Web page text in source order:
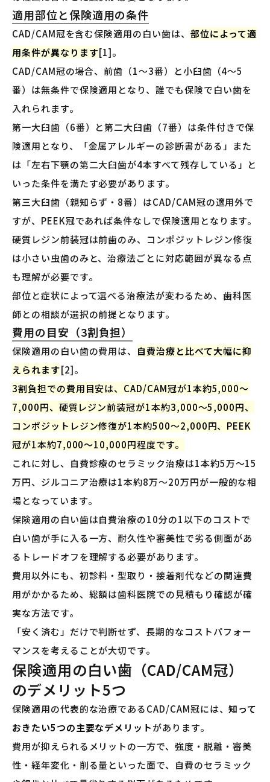
適用部位と保険適用の条件
CAD/CAM冠を含む保険適用の白い歯は、 部位によって適
用条件が異なります[1]。
CAD/CAM冠の場合、前歯（1〜3番）と小臼歯（4〜5
番）は無条件で保険適用となり、誰でも保険で白い歯を
入れられます。
第一大臼歯（6番）と第二大臼歯（7番）は条件付きで保
険適用となり、「金属アレルギーの診断書がある」また
は「左右下顎の第二大臼歯が4本すべて残存している」と
いった条件を満たす必要があります。
第三大臼歯（親知らず・8番）はCAD/CAM冠の適用外で
すが、PEEK冠であれば条件なしで保険適用となります。
硬質レジン前装冠は前歯のみ、コンポジットレジン修復
は小さい虫歯のみと、治療法ごとに対応範囲が異なる点
も理解が必要です。
部位と症状によって選べる治療法が変わるため、歯科医
師との相談が選択の前提となります。
費用の目安（3割負担）
保険適用の白い歯の費用は、 自費治療と比べて大幅に抑
えられます[2]。
3割負担での費用目安は、CAD/CAM冠が1本約5,000〜
7,000円、硬質レジン前装冠が1本約3,000〜5,000円、
コンポジットレジン修復が1本約500〜2,000円、PEEK
冠が1本約7,000〜10,000円程度です。
これに対し、自費診療のセラミック治療は1本約5万〜15
万円、ジルコニア治療は1本約8万〜20万円が一般的な相
場となっています。
保険適用の白い歯は自費治療の10分の1以下のコストで
白い歯が手に入る一方、耐久性や審美性で劣る側面があ
るトレードオフを理解する必要があります。
費用以外にも、初診料・型取り・接着剤代などの関連費
用がかかるため、総額は歯科医院での見積もり確認が確
実な方法です。
「安く済む」だけで判断せず、長期的なコストパフォー
マンスを考えることが大切です。
保険適用の白い歯（CAD/CAM冠）
のデメリット5つ
保険適用の代表的な治療であるCAD/CAM冠には、知って
おきたい5つの主要なデメリットがあります。
費用が抑えられるメリットの一方で、強度・脱離・審美
性・経年変化・削る量といった面で、自費のセラミック